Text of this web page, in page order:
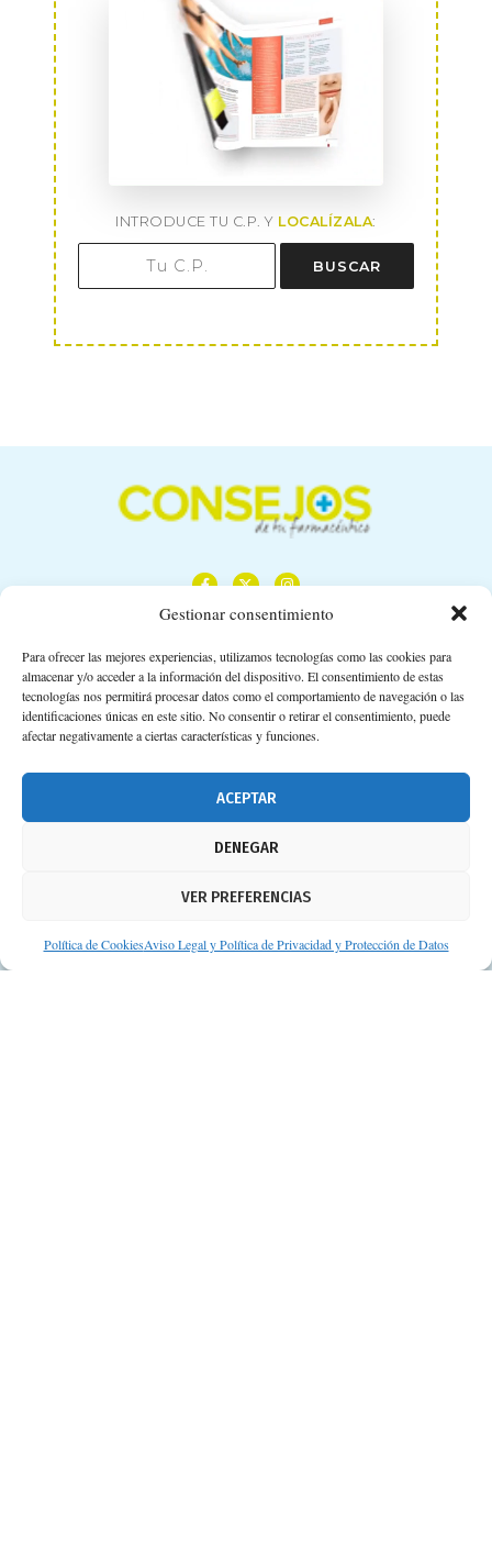
Gestionar consentimiento
Para ofrecer las mejores experiencias, utilizamos tecnologías como las cookies para
almacenar y/o acceder a la información del dispositivo. El consentimiento de estas
tecnologías nos permitirá procesar datos como el comportamiento de navegación o las
identificaciones únicas en este sitio. No consentir o retirar el consentimiento, puede
afectar negativamente a ciertas características y funciones.
ACEPTAR
DENEGAR
VER PREFERENCIAS
Política de CookiesAviso Legal y Política de Privacidad y Protección de Datos
INTRODUCE TU C.P. Y LOCALÍZALA:
BUSCAR
Calle Camino de los Descubrimientos, 11,
Planta 3ª 41092 – Sevilla
674 02 62 03
Aviso legal
Protección de datos personales
Suscripción a Newsletter